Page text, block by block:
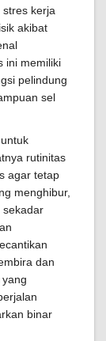
kerja
akibat
ini memiliki
pelindung
sel
rutinitas
agar tetap
menghibur,
sekadar
dan
binar